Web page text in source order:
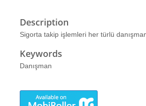
Description
Sigorta takip işlemleri her türlü
Keywords
Danışman